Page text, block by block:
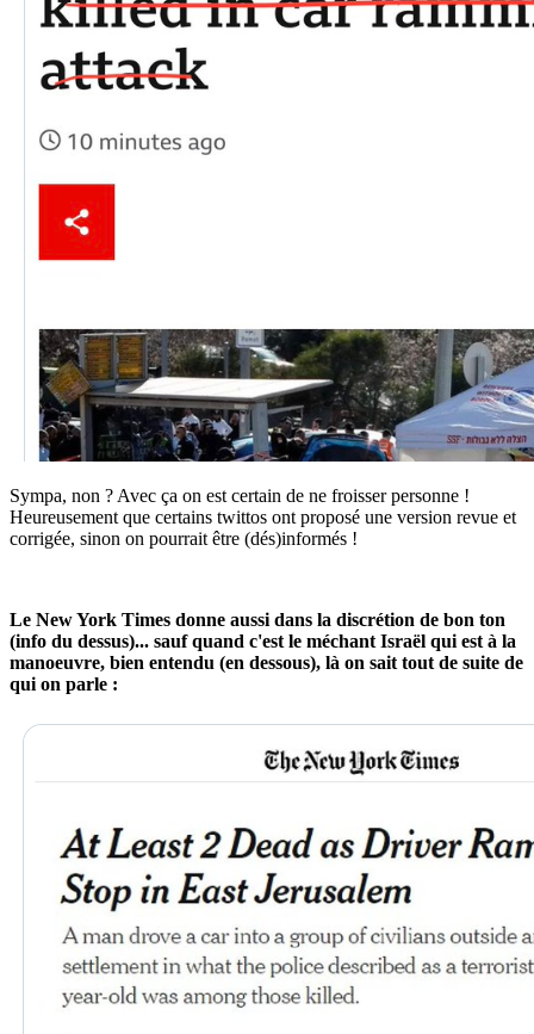
Sympa, non ? Avec ça on est certain de ne froisser personne !
Heureusement que certains twittos ont proposé une version revue et
corrigée, sinon on pourrait être (dés)informés !
Le New York Times donne aussi dans la discrétion de bon ton
(info du dessus)... sauf quand c'est le méchant Israël qui est à la
manoeuvre, bien entendu (en dessous), là on sait tout de suite de
qui on parle :